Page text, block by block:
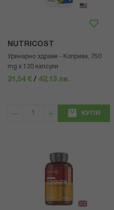
NUTRICOST
Уринарно здраве - Коприва, 750
mg x 120 капсули
21,54 € / 42,13 лв.
КУПИ